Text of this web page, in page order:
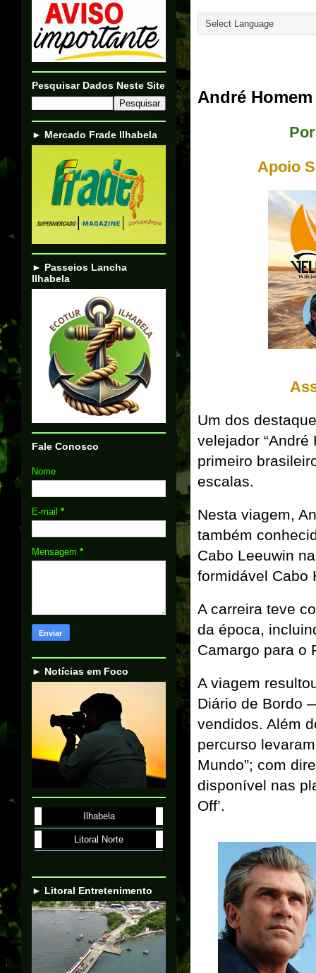
André
Apoio
Um dos
velejador
primeiro
escalas.
Nesta viagem,
também
Cabo Leeuwin
formidável Cabo
A carreira teve
da época,
Camargo para o
A viagem
Diário de Bordo
vendidos. Além
percurso
Mundo”; com
disponível nas
Off’.
Pesquisar Dados Neste Site
► Mercado Frade Ilhabela
► Passeios Lancha
Ilhabela
Fale Conosco
Nome
E-mail *
Mensagem *
► Notícias em Foco
Ilhabela
Litoral Norte
► Litoral Entretenimento